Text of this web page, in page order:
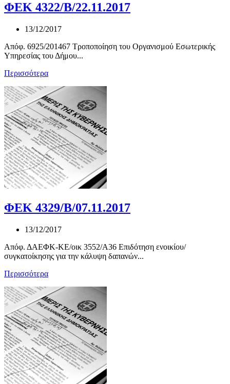
ΦΕΚ 4322/Β/22.11.2017
13/12/2017
Απόφ. 6925/201467 Τροποποίηση του Οργανισμού Εσωτερικής
Υπηρεσίας του Δήμου...
Περισσότερα
ΦΕΚ 4329/Β/07.11.2017
13/12/2017
Απόφ. ΔΑΕΦΚ-ΚΕ/οικ 3552/Α36 Επιδότηση ενοικίου/
συγκατοίκησης για την κάλυψη δαπανών...
Περισσότερα